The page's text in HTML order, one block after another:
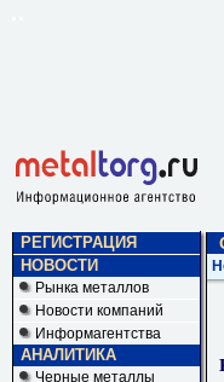
РЕГИСТРАЦИЯ
НОВОСТИ
Рынка металлов
Новости компаний
Информагентства
АНАЛИТИКА
Черные металлы